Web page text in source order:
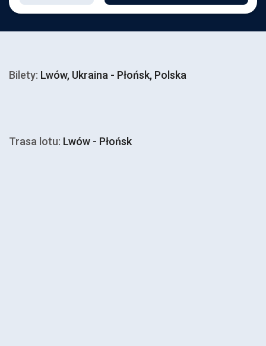
Bilety: Lwów, Ukraina - Płońsk, Polska
Trasa lotu: Lwów - Płońsk